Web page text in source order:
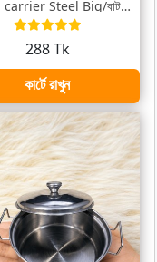
Button carrier Steel Big/বাটন টিফিনবক্স
288 Tk
কার্টে রাখুন